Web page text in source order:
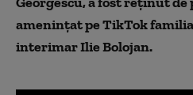
ameninţat pe TikTok
interimar Ilie Bolojan.